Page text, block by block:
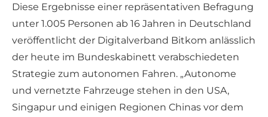
Diese Ergebnisse einer repräsentativen Befragung
unter 1.005 Personen ab 16 Jahren in Deutschland
veröffentlicht der Digitalverband Bitkom anlässlich
der heute im Bundeskabinett verabschiedeten
Strategie zum autonomen Fahren. „Autonome
und vernetzte Fahrzeuge stehen in den USA,
Singapur und einigen Regionen Chinas vor dem